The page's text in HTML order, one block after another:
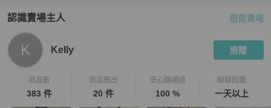
認識賣場主人
PopChill 拍拍圈嚴選賣家
逛逛賣場
K Kelly 追蹤
商品數
383 件
商品售出
20 件
安心購通過
100 %
聊聊回覆
一天以上